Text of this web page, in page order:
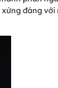
đáng với